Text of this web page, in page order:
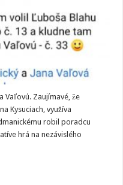
Vaľovú. Zaujímavé, že
Kysuciach, využíva
robil poradcu
hrá na nezávislého